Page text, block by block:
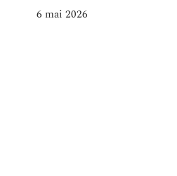
6 mai 2026